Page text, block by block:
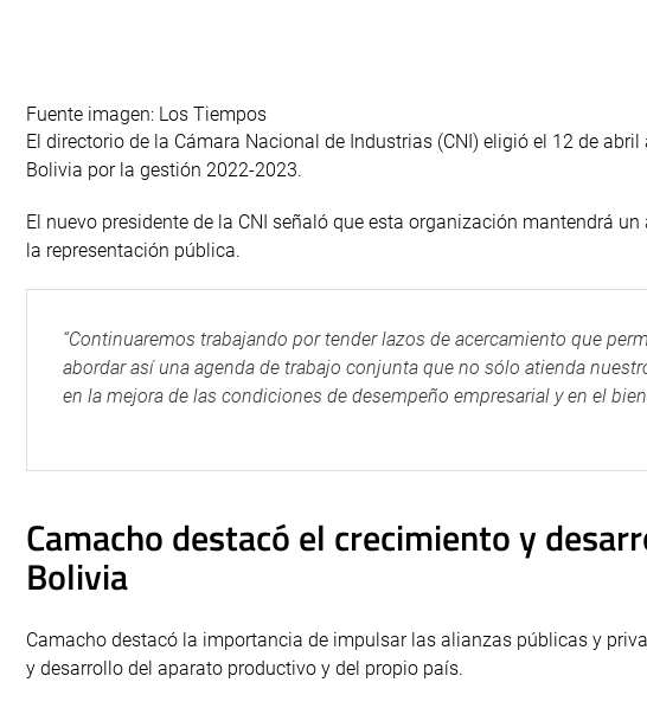
Fuente imagen: Los Tiempos
El directorio de la Cámara Nacional de Industrias (CNI) eligió el 12 de
Bolivia por la gestión 2022-2023.
El nuevo presidente de la CNI señaló que esta organización mantendrá
la representación pública.
“Continuaremos trabajando por tender lazos de acercamiento que
abordar así una agenda de trabajo conjunta que no sólo atienda
en la mejora de las condiciones de desempeño empresarial y en el
Camacho destacó el crecimiento y
Bolivia
Camacho destacó la importancia de impulsar las alianzas públicas y
y desarrollo del aparato productivo y del propio país.